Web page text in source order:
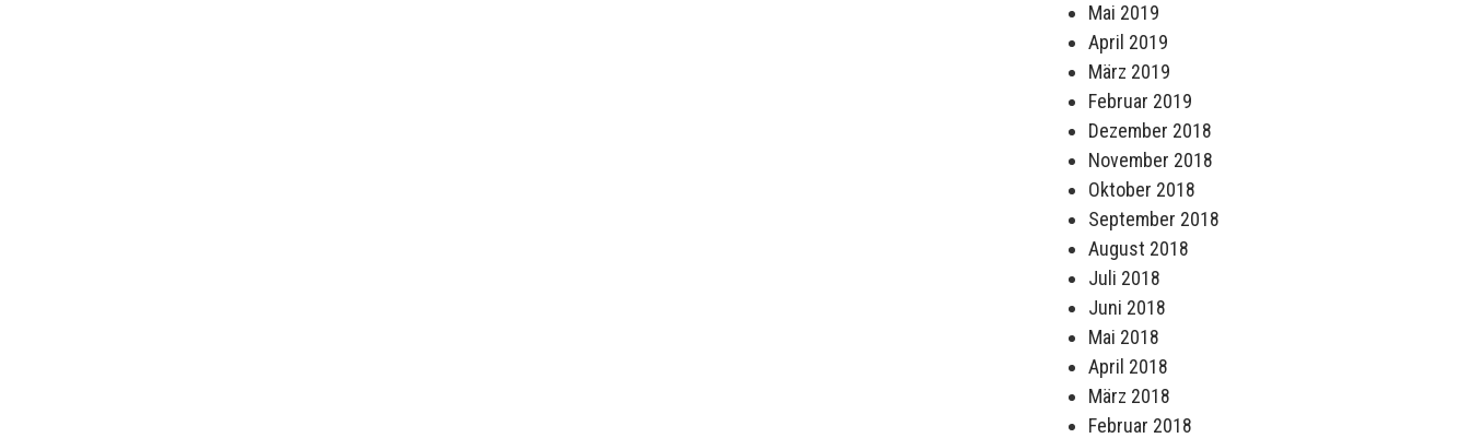
Mai 2019
April 2019
März 2019
Februar 2019
Dezember 2018
November 2018
Oktober 2018
September 2018
August 2018
Juli 2018
Juni 2018
Mai 2018
April 2018
März 2018
Februar 2018